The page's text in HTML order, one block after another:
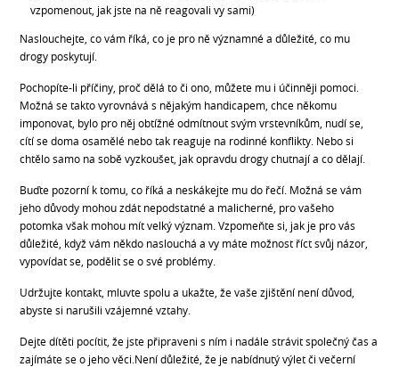
vzpomenout, jak jste na ně reagovali vy sami)
Naslouchejte, co vám říká, co je pro ně významné a důležité, co mu
drogy poskytují.
Pochopíte-li příčiny, proč dělá to či ono, můžete mu i účinněji pomoci.
Možná se takto vyrovnává s nějakým handicapem, chce někomu
imponovat, bylo pro něj obtížné odmítnout svým vrstevníkům, nudí se,
cítí se doma osamělé nebo tak reaguje na rodinné konflikty. Nebo si
chtělo samo na sobě vyzkoušet, jak opravdu drogy chutnají a co dělají.
Buďte pozorní k tomu, co říká a neskákejte mu do řečí. Možná se vám
jeho důvody mohou zdát nepodstatné a malicherné, pro vašeho
potomka však mohou mít velký význam. Vzpomeňte si, jak je pro vás
důležité, když vám někdo naslouchá a vy máte možnost říct svůj názor,
vypovídat se, podělit se o své problémy.
Udržujte kontakt, mluvte spolu a ukažte, že vaše zjištění není důvod,
abyste si narušili vzájemné vztahy.
Dejte dítěti pocítit, že jste připraveni s ním i nadále strávit společný čas a
zajímáte se o jeho věci.Není důležité, že je nabídnutý výlet či večerní